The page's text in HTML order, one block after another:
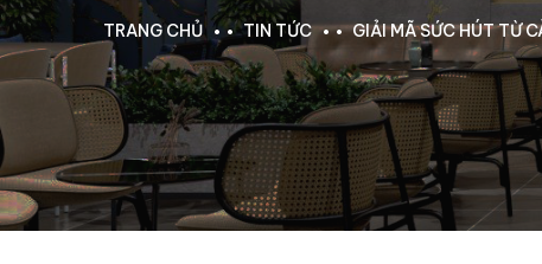
TRANG CHỦ TIN TỨC GIẢI MÃ SỨC HÚT TỪ